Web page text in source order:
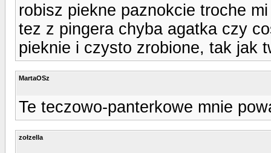
robisz piekne paznokcie troche
tez z pingera chyba agatka czy
pieknie i czysto zrobione, tak jak
MartaOSz
Te teczowo-panterkowe mnie
zołzella